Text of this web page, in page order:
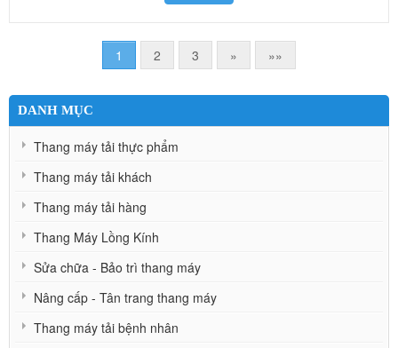
1 2 3 » »»
DANH MỤC
Thang máy tải thực phẩm
Thang máy tải khách
Thang máy tải hàng
Thang Máy Lồng Kính
Sửa chữa - Bảo trì thang máy
Nâng cấp - Tân trang thang máy
Thang máy tải bệnh nhân